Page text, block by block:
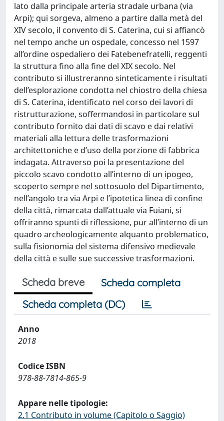
lato dalla principale arteria stradale urbana (via
Arpi); qui sorgeva, almeno a partire dalla metà del
XIV secolo, il convento di S. Caterina, cui si affiancò
nel tempo anche un ospedale, concesso nel 1597
all’ordine ospedaliero dei Fatebenefratelli, reggenti
la struttura fino alla fine del XIX secolo. Nel
contributo si illustreranno sinteticamente i risultati
dell’esplorazione condotta nel chiostro della chiesa
di S. Caterina, identificato nel corso dei lavori di
ristrutturazione, soffermandosi in particolare sul
contributo fornito dai dati di scavo e dai relativi
materiali alla lettura delle trasformazioni
architettoniche e d’uso della porzione di fabbrica
indagata. Attraverso poi la presentazione del
piccolo scavo condotto all’interno di un ipogeo,
scoperto sempre nel sottosuolo del Dipartimento,
nell’angolo tra via Arpi e l’ipotetica linea di confine
della città, rimarcata dall’attuale via Fuiani, si
offriranno spunti di riflessione, pur all’interno di un
quadro archeologicamente alquanto problematico,
sulla fisionomia del sistema difensivo medievale
della città e sulle sue successive trasformazioni.
Scheda breve
Scheda completa
Scheda completa (DC)
Anno
2018
Codice ISBN
978-88-7814-865-9
Appare nelle tipologie:
2.1 Contributo in volume (Capitolo o Saggio)